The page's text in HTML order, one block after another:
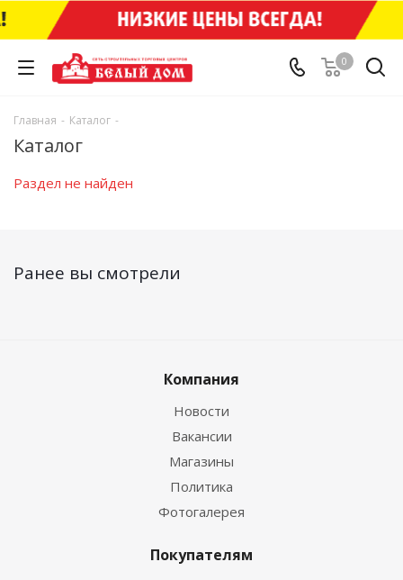
0
Главная - Каталог -
Каталог
Раздел не найден
Ранее вы смотрели
Компания
Новости
Вакансии
Магазины
Политика
Фотогалерея
Покупателям